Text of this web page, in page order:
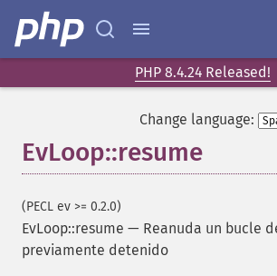
PHP 8.4.24 Released!
Change language:
EvLoop::resume
(PECL ev >= 0.2.0)
EvLoop::resume — Reanuda un bucle
previamente detenido